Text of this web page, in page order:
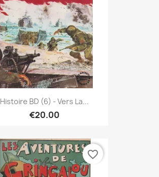
Histoire BD (6) - Vers La...
€20.00
favorite_border